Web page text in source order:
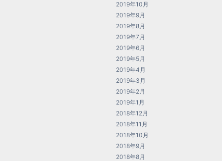
2019年10月
2019年9月
2019年8月
2019年7月
2019年6月
2019年5月
2019年4月
2019年3月
2019年2月
2019年1月
2018年12月
2018年11月
2018年10月
2018年9月
2018年8月